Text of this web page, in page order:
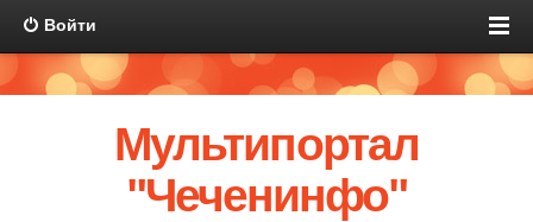
Войти
Мультипортал
"Чеченинфо"